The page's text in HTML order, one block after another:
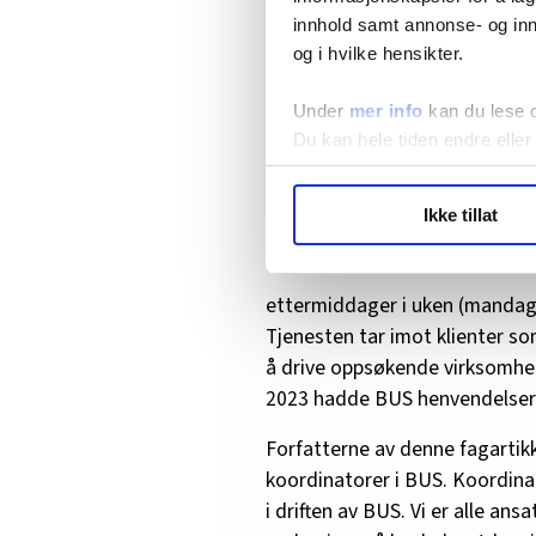
innhold samt annonse- og
og i hvilke hensikter.
Under mer info kan du lese
Du kan hele tiden endre
hvordan våre nettsider blir
annonsering. Disse er
Ikke tillat
Unni Myklebust
praksisfeltet, nå
ved Høgskulen på
veileder i BUS fra
koordinator fra 2024
ettermiddager i uken
Tjenesten tar imot klienter
å drive oppsøkende
2023 hadde BUS
Forfatterne av denne
koordinatorer i BUS.
i driften av BUS. Vi er alle